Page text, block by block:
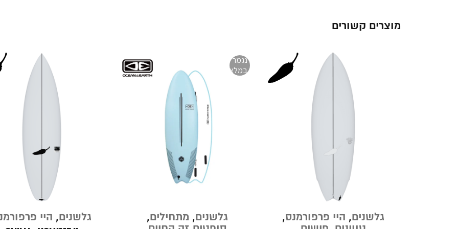
מוצרים קשורים
גלשנים, היי
נגמר
במלאי
גלשנים, מתחילים,
גלשנים, היי פרפורמנס,